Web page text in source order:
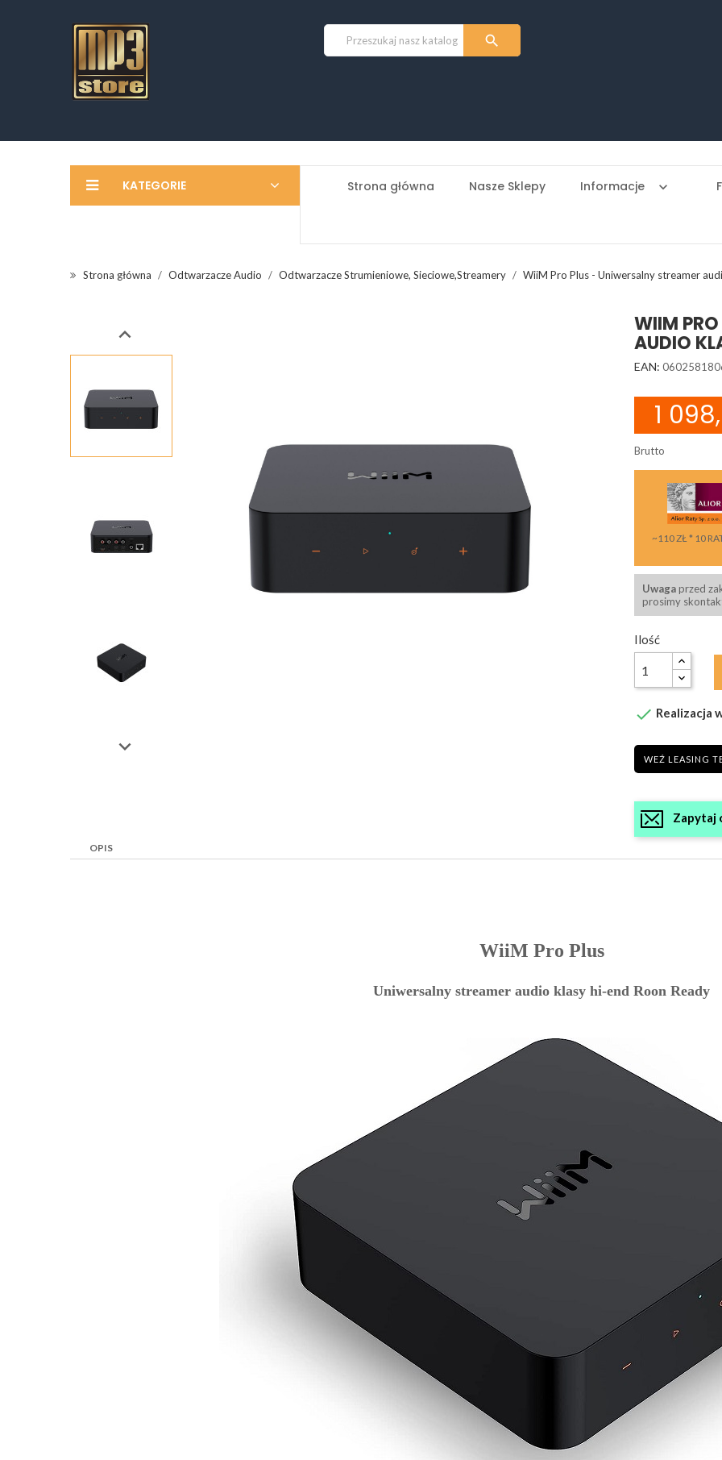

KATEGORIE Strona główna Nasze Sklepy Informacje keyboard_arrow_down
Strona główna Odtwarzacze Audio Odtwarzacze Strumieniowe, Sieciowe,Streamery WiiM Pro Plus - Uniwersalny streamer


WIIM
AUDIO
EAN:
1
Brutto
~110 ZŁ * 10
Uwagaprzed
prosimy
Ilość
 Realizacja
WEŹ LEASING
Zapytaj
OPIS
WiiM Pro Plus
Uniwersalny streamer audio klasy hi-end Roon Ready